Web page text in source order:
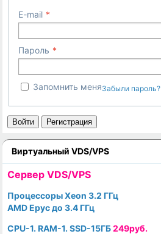
E-mail
Пароль
Запомнить меняЗабыли пароль?
Войти Регистрация
Виртуальный VDS/VPS
Cервер VDS/VPS
Процессоры Xeon 3.2 ГГц
AMD Epyc до 3.4 ГГц
CPU-1. RAM-1. SSD-15ГБ249руб.